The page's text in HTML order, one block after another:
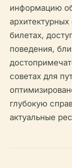
информацию
билетах,
поведения,
советах для
глубокую
актуальные